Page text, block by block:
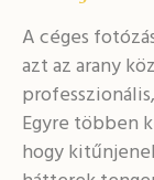
A céges
azt az arany
Egyre többen
hogy